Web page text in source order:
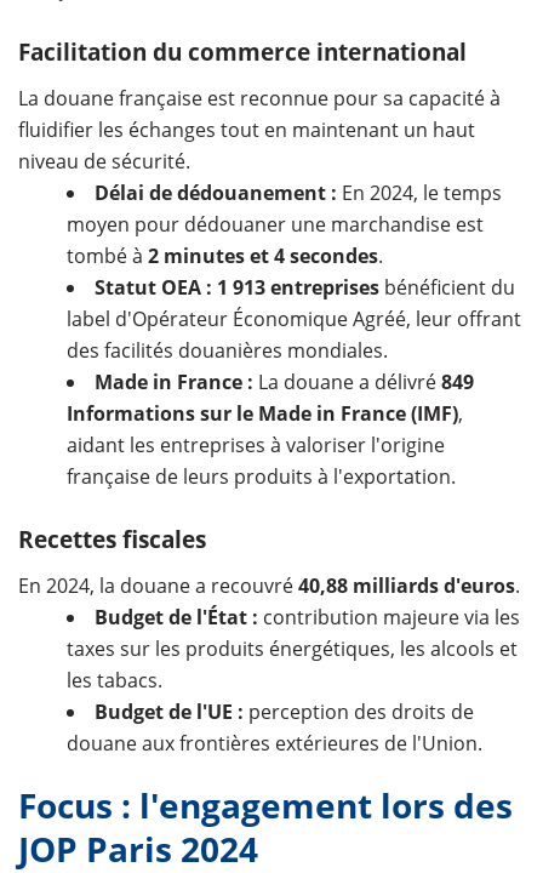
Facilitation du commerce international
La douane française est reconnue pour sa capacité à
fluidifier les échanges tout en maintenant un haut
niveau de sécurité.
Délai de dédouanement : En 2024, le temps
moyen pour dédouaner une marchandise est
tombé à 2 minutes et 4 secondes.
Statut OEA : 1 913 entreprises bénéficient du
label d'Opérateur Économique Agréé, leur offrant
des facilités douanières mondiales.
Made in France : La douane a délivré849
Informations sur le Made in France (IMF),
aidant les entreprises à valoriser l'origine
française de leurs produits à l'exportation.
Recettes fiscales
En 2024, la douane a recouvré40,88 milliards d'euros.
Budget de l'État : contribution majeure via les
taxes sur les produits énergétiques, les alcools et
les tabacs.
Budget de l'UE : perception des droits de
douane aux frontières extérieures de l'Union.
Focus : l'engagement lors des
JOP Paris 2024